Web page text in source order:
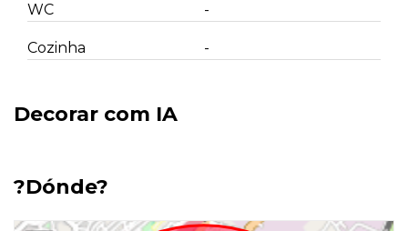
WC -
Cozinha -
Decorar com IA
?Dónde?